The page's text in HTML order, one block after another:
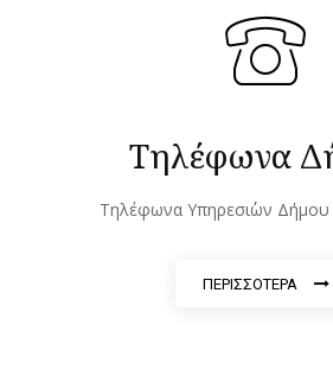
Τηλέφωνα
Τηλέφωνα Υπηρεσι΄΄ων
ΠΕΡΙΣΣΟΤΕΡΑ